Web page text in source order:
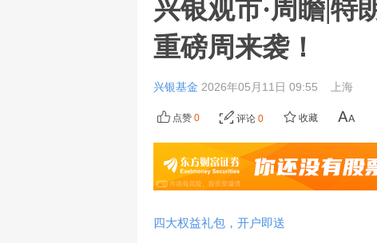
兴银观市·周瞻|特
重磅周来袭！
兴银基金 2026年05月11日 09:55 上海
点赞 0 评论 0 收藏
四大权益礼包，开户即送